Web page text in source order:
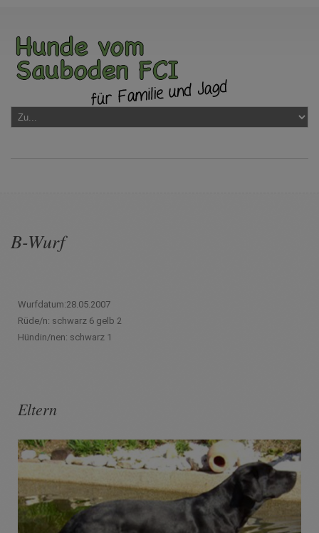
B-Wurf
Wurfdatum:28.05.2007
Rüde/n: schwarz 6 gelb 2
Hündin/nen: schwarz 1
Eltern